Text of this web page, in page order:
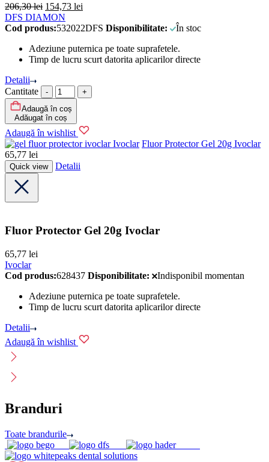
206,30lei 154,73 lei
DFS DIAMON
Cod produs:532022DFS Disponibilitate:
În stoc
Adeziune puternica pe toate suprafetele.
Timp de lucru scurt datorita aplicarilor directe
Detalii
Cantitate
Adaugă în coș
Adăugat în coș
Adaugă în wishlist
Ivoclar Fluor Protector Gel 20g Ivoclar
65,77 lei
Quick view Detalii
Fluor Protector Gel 20g Ivoclar
65,77 lei
Ivoclar
Cod produs:628437 Disponibilitate:
Indisponibil momentan
Adeziune puternica pe toate suprafetele.
Timp de lucru scurt datorita aplicarilor directe
Detalii
Adaugă în wishlist
Branduri
Toate brandurile